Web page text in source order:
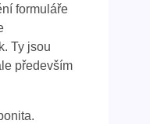
formuláře
Ty jsou
především